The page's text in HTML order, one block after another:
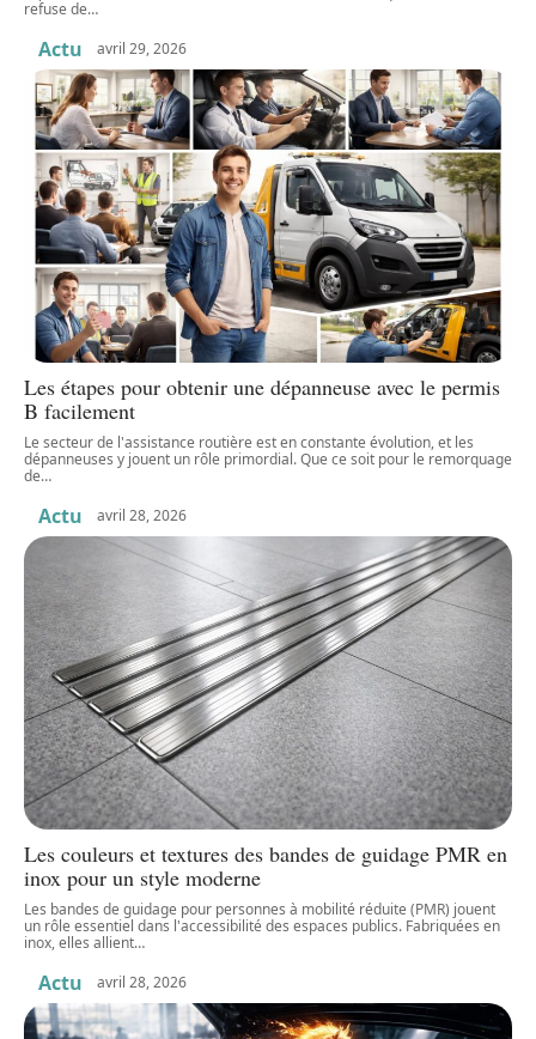
refuse de…
Actu avril 29, 2026
Les étapes pour obtenir une dépanneuse avec le permis
B facilement
Le secteur de l'assistance routière est en constante évolution, et les
dépanneuses y jouent un rôle primordial. Que ce soit pour le remorquage
de…
Actu avril 28, 2026
Les couleurs et textures des bandes de guidage PMR en
inox pour un style moderne
Les bandes de guidage pour personnes à mobilité réduite (PMR) jouent
un rôle essentiel dans l'accessibilité des espaces publics. Fabriquées en
inox, elles allient…
Actu avril 28, 2026